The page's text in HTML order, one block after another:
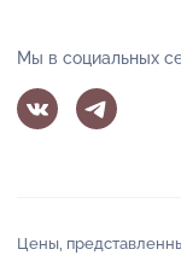
Мы в социальных
Цены,